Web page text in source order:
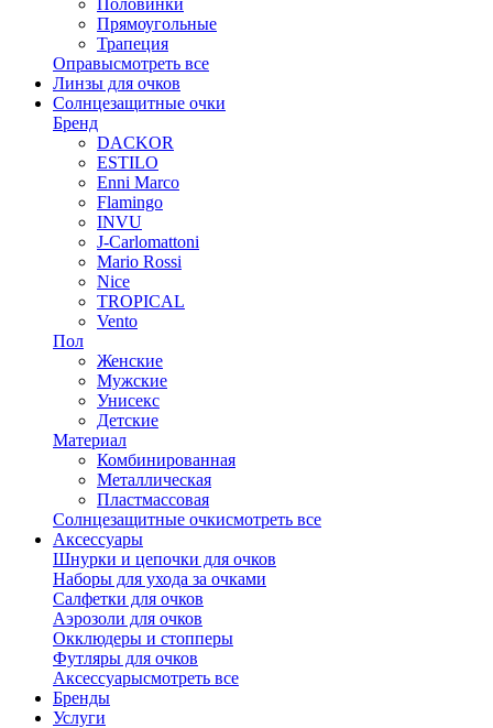
Прямоугольные
Трапеция
Оправысмотреть все
Линзы для очков
Солнцезащитные очки
Бренд
DACKOR
ESTILO
Enni Marco
Flamingo
INVU
J-Carlomattoni
Mario Rossi
Nice
TROPICAL
Vento
Пол
Женские
Мужские
Унисекс
Детские
Материал
Комбинированная
Металлическая
Пластмассовая
Солнцезащитные очкисмотреть все
Аксессуары
Шнурки и цепочки для очков
Наборы для ухода за очками
Салфетки для очков
Аэрозоли для очков
Окклюдеры и стопперы
Футляры для очков
Аксессуарысмотреть все
Бренды
Услуги